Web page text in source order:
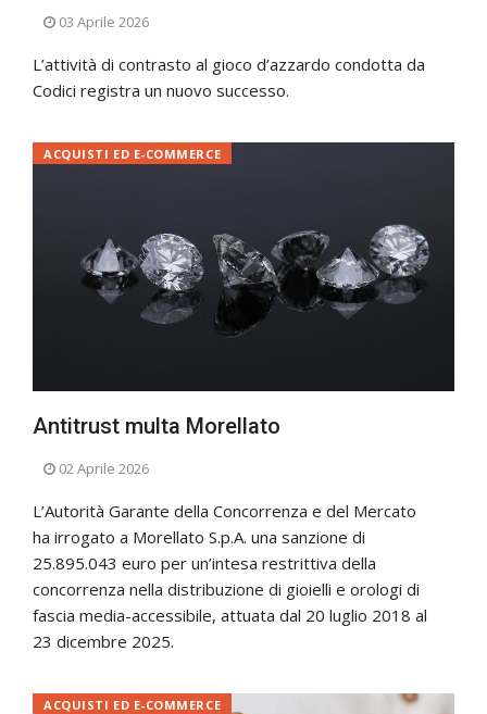
03 Aprile 2026
L’attività di contrasto al gioco d’azzardo condotta da
Codici registra un nuovo successo.
Antitrust multa Morellato
ACQUISTI ED E-COMMERCE
02 Aprile 2026
L’Autorità Garante della Concorrenza e del Mercato
ha irrogato a Morellato S.p.A. una sanzione di
25.895.043 euro per un’intesa restrittiva della
concorrenza nella distribuzione di gioielli e orologi di
fascia media-accessibile, attuata dal 20 luglio 2018 al
23 dicembre 2025.
ACQUISTI ED E-COMMERCE